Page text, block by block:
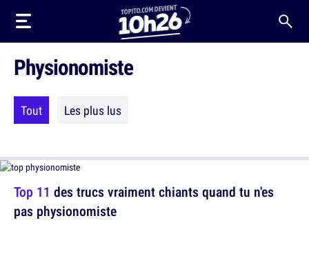
Physionomiste
Tout Les plus lus
Top 11 des trucs vraiment chiants quand tu n'es
pas physionomiste